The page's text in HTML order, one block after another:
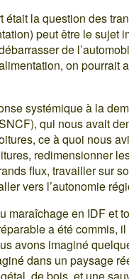
la question des
peut être le sujet
de
on pourrait
systémique à la
qui nous avait
ce à quoi nous
redimensionner
flux, travailler sur
vers l’autonomie
maraîchage en IDF et
a été commis,
avons imaginé
dans un paysage